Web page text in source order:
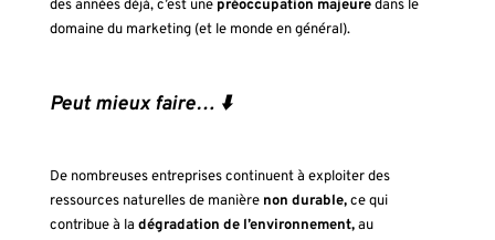
des années déjà, c’est une préoccupation majeuredans le
domaine du marketing (et le monde en général).
Peut mieux faire… ⬇️
De nombreuses entreprises continuent à exploiter des
ressources naturelles de manière non durable,ce qui
contribue à la dégradation de l’environnement,au